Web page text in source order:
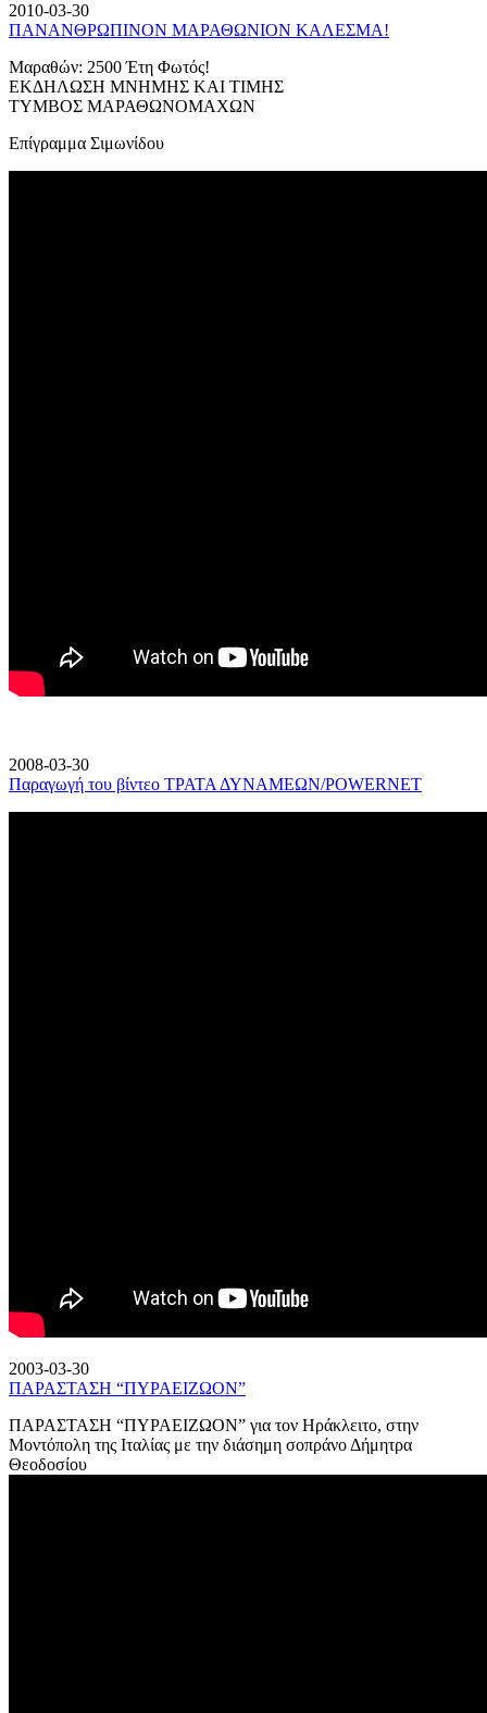
2010-03-30
ΠΑΝΑΝΘΡΩΠΙΝΟΝ ΜΑΡΑΘΩΝΙΟΝ ΚΑΛΕΣΜΑ!
Μαραθών: 2500 Έτη Φωτός!
ΕΚΔΗΛΩΣΗ ΜΝΗΜΗΣ ΚΑΙ ΤΙΜΗΣ
ΤΥΜΒΟΣ ΜΑΡΑΘΩΝΟΜΑΧΩΝ
Επίγραμμα Σιμωνίδου
2008-03-30
Παραγωγή του βίντεο ΤΡΑΤΑ ΔΥΝΑΜΕΩΝ/POWERNET
2003-03-30
ΠΑΡΑΣΤΑΣΗ “ΠΥΡΑΕΙΖΩΟΝ”
ΠΑΡΑΣΤΑΣΗ “ΠΥΡΑΕΙΖΩΟΝ” για τον Ηράκλειτο, στην
Μοντόπολη της Ιταλίας με την διάσημη σοπράνο Δήμητρα
Θεοδοσίου